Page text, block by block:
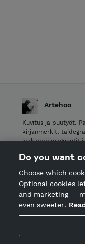
Hosted by
Holvi Payment
Artehoo
Kuvitus ja puutyöt.
kirjanmerkit,
jääkaappimagneetit
Shop Terms and
CANCEL ORDER
Do you want
Choose which
Optional cookies
and marketing —
even sweeter.